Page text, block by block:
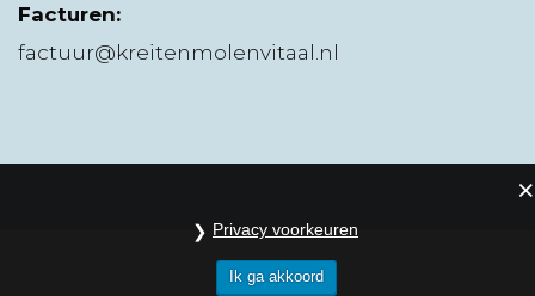
Facturen:
factuur@kreitenmolenvitaal.nl
Privacy voorkeuren
Ik ga akkoord